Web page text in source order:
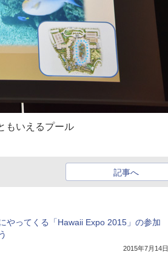
もいえるプール
記事へ
やってくる「Hawaii Expo 2015」の参加
2015年7月14日